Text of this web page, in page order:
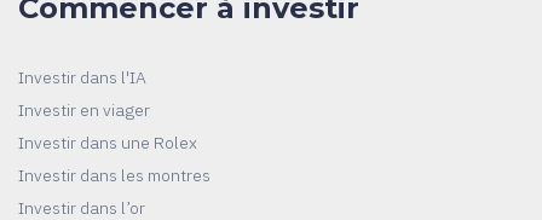
Commencer à investir
Investir dans l'IA
Investir en viager
Investir dans une Rolex
Investir dans les montres
Investir dans l’or